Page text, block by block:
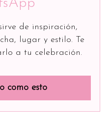
de inspiración,
lugar y estilo. Te
a tu celebración.
como esto